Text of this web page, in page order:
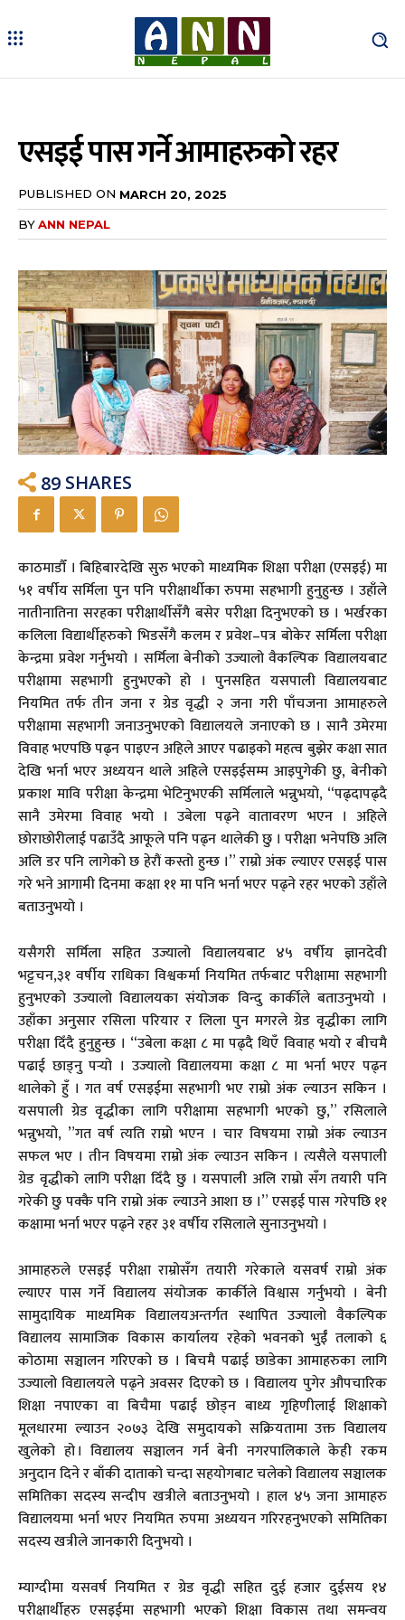
एसइई पास गर्ने आमाहरुको रहर
PUBLISHED ON MARCH 20, 2025
BYANN NEPAL
89 SHARES
काठमाडौँ । बिहिबारदेखि सुरु भएको माध्यमिक शिक्षा परीक्षा (एसइई) मा
५१ वर्षीय सर्मिला पुन पनि परीक्षार्थीका रुपमा सहभागी हुनुहुन्छ । उहाँले
नातीनातिना सरहका परीक्षार्थीसँगै बसेर परीक्षा दिनुभएको छ । भर्खरका
कलिला विद्यार्थीहरुको भिडसँगै कलम र प्रवेश–पत्र बोकेर सर्मिला परीक्षा
केन्द्रमा प्रवेश गर्नुभयो । सर्मिला बेनीको उज्यालो वैकल्पिक विद्यालयबाट
परीक्षामा सहभागी हुनुभएको हो । पुनसहित यसपाली विद्यालयबाट
नियमित तर्फ तीन जना र ग्रेड वृद्धी २ जना गरी पाँचजना आमाहरुले
परीक्षामा सहभागी जनाउनुभएको विद्यालयले जनाएको छ । सानै उमेरमा
विवाह भएपछि पढ्न पाइएन अहिले आएर पढाइको महत्व बुझेर कक्षा सात
देखि भर्ना भएर अध्ययन थाले अहिले एसइईसम्म आइपुगेकी छु, बेनीको
प्रकाश मावि परीक्षा केन्द्रमा भेटिनुभएकी सर्मिलाले भन्नुभयो, “पढ्दापढ्दै
सानै उमेरमा विवाह भयो । उबेला पढ्ने वातावरण भएन । अहिले
छोराछोरीलाई पढाउँदै आफूले पनि पढ्न थालेकी छु । परीक्षा भनेपछि अलि
अलि डर पनि लागेको छ हेरौं कस्तो हुन्छ ।” राम्रो अंक ल्याएर एसइई पास
गरे भने आगामी दिनमा कक्षा ११ मा पनि भर्ना भएर पढ्ने रहर भएको उहाँले
बताउनुभयो ।
यसैगरी सर्मिला सहित उज्यालो विद्यालयबाट ४५ वर्षीय ज्ञानदेवी
भट्टचन,३१ वर्षीय राधिका विश्वकर्मा नियमित तर्फबाट परीक्षामा सहभागी
हुनुभएको उज्यालो विद्यालयका संयोजक विन्दु कार्कीले बताउनुभयो ।
उहाँका अनुसार रसिला परियार र लिला पुन मगरले ग्रेड वृद्धीका लागि
परीक्षा दिँदै हुनुहुन्छ । “उबेला कक्षा ८ मा पढ्दै थिएँ विवाह भयो र बीचमै
पढाई छाड्नु पर्‍यो । उज्यालो विद्यालयमा कक्षा ८ मा भर्ना भएर पढ्न
थालेको हुँ । गत वर्ष एसइईमा सहभागी भए राम्रो अंक ल्याउन सकिन ।
यसपाली ग्रेड वृद्धीका लागि परीक्षामा सहभागी भएको छु,” रसिलाले
भन्नुभयो, ”गत वर्ष त्यति राम्रो भएन । चार विषयमा राम्रो अंक ल्याउन
सफल भए । तीन विषयमा राम्रो अंक ल्याउन सकिन । त्यसैले यसपाली
ग्रेड वृद्धीको लागि परीक्षा दिँदै छु । यसपाली अलि राम्रो सँग तयारी पनि
गरेकी छु पक्कै पनि राम्रो अंक ल्याउने आशा छ ।” एसइई पास गरेपछि ११
कक्षामा भर्ना भएर पढ्ने रहर ३१ वर्षीय रसिलाले सुनाउनुभयो ।
आमाहरुले एसइई परीक्षा राम्रोसँग तयारी गरेकाले यसवर्ष राम्रो अंक
ल्याएर पास गर्ने विद्यालय संयोजक कार्कीले विश्वास गर्नुभयो । बेनी
सामुदायिक माध्यमिक विद्यालयअन्तर्गत स्थापित उज्यालो वैकल्पिक
विद्यालय सामाजिक विकास कार्यालय रहेको भवनको भुईँ तलाको ६
कोठामा सञ्चालन गरिएको छ । बिचमै पढाई छाडेका आमाहरुका लागि
उज्यालो विद्यालयले पढ्ने अवसर दिएको छ । विद्यालय पुगेर औपचारिक
शिक्षा नपाएका वा बिचैमा पढाई छोड्न बाध्य गृहिणीलाई शिक्षाको
मूलधारमा ल्याउन २०७३ देखि समुदायको सक्रियतामा उक्त विद्यालय
खुलेको हो । विद्यालय सञ्चालन गर्न बेनी नगरपालिकाले केही रकम
अनुदान दिने र बाँकी दाताको चन्दा सहयोगबाट चलेको विद्यालय सञ्चालक
समितिका सदस्य सन्दीप खत्रीले बताउनुभयो । हाल ४५ जना आमाहरु
विद्यालयमा भर्ना भएर नियमित रुपमा अध्ययन गरिरहनुभएको समितिका
सदस्य खत्रीले जानकारी दिनुभयो ।
म्याग्दीमा यसवर्ष नियमित र ग्रेड वृद्धी सहित दुई हजार दुईसय १४
परीक्षार्थीहरु एसइईमा सहभागी भएको शिक्षा विकास तथा समन्वय